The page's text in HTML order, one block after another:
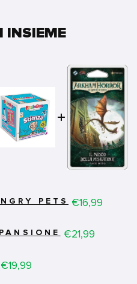
INSIEME
PETS Price
€16,99
Price
€21,99
Price
€19,99